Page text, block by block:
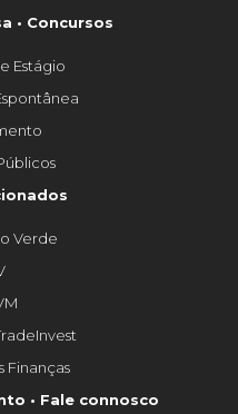
• Concursos
Estágio
Verde
Finanças
• Fale connosco